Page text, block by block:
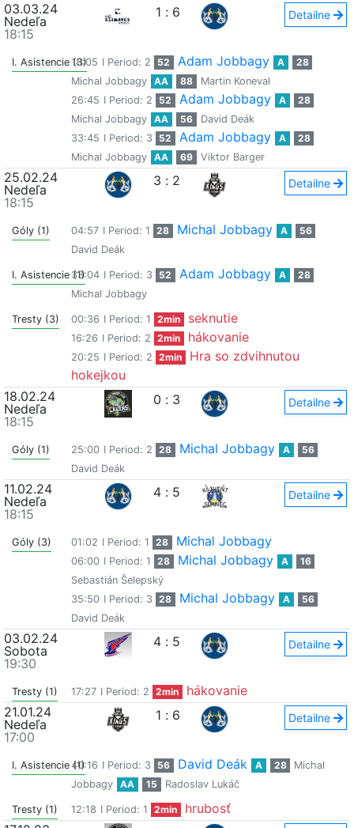
03.03.24
Nedeľa
18:15
1 : 6 Detailne
I. Asistencie (3)
18:05 I Period: 2 52 Adam Jobbagy A
28
Michal Jobbagy
AA 88
Martin Koneval
26:45 I Period: 2 52 Adam Jobbagy A
28
Michal Jobbagy
AA 56
David Deák
33:45 I Period: 3 52 Adam Jobbagy A
28
Michal Jobbagy
AA 69 Viktor Barger
25.02.24
Nedeľa
18:15
3 : 2 Detailne
Góly (1) 04:57 I Period: 1 28 Michal Jobbagy A
56
David Deák
I. Asistencie (1)33:04 I Period: 3 52 Adam Jobbagy A
28
Michal Jobbagy
Tresty (3) 00:36 I Period: 1 2min seknutie
16:26 I Period: 2 2min hákovanie
20:25 I Period: 2 2min
Hra so zdvihnutou
hokejkou
18.02.24
Nedeľa
18:15
0 : 3 Detailne
Góly (1) 25:00 I Period: 2 28 Michal Jobbagy A
56
David Deák
11.02.24
Nedeľa
18:15
4 : 5 Detailne
Góly (3) 01:02 I Period: 1 28 Michal Jobbagy
06:00 I Period: 1 28 Michal Jobbagy A
16
Sebastián Šelepský
35:50 I Period: 3 28 Michal Jobbagy A
56
David Deák
03.02.24
Sobota
19:30
4 : 5 Detailne
Tresty (1) 17:27 I Period: 2 2min
hákovanie
21.01.24
Nedeľa
17:00
1 : 6 Detailne
I. Asistencie (1)40:16 I Period: 3 56 David Deák A 28
Michal
Jobbagy
AA 15 Radoslav Lukáč
Tresty (1) 12:18 I Period: 1 2min
hrubosť